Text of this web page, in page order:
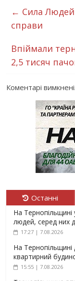
← Сила Людей
справи
Впіймали
2,5 тисяч
Коментарі вимкнені.
Останні
На
людей, серед них
17:27 | 7.08.2026
На
квартирний
15:55 | 7.08.2026